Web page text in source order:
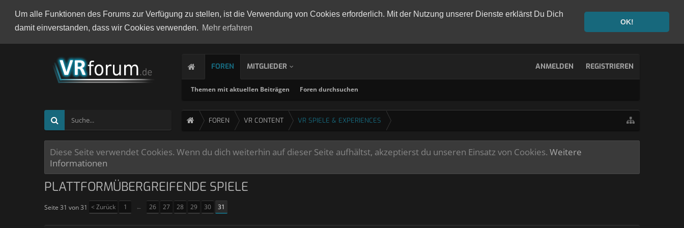
Um alle Funktionen des Forums zur Verfügung zu stellen, ist die Verwendung von Cookies erforderlich. Mit der Nutzung unserer Dienste erklärst Du Dich
damit einverstanden, dass wir Cookies verwenden. Mehr erfahren
OK!
FOREN
Themen mit aktuellen Beiträgen Foren durchsuchen
MITGLIEDER ANMELDEN REGISTRIEREN
FOREN VR CONTENT VR SPIELE & EXPERIENCES
Diese Seite verwendet Cookies. Wenn du dich weiterhin auf dieser Seite aufhältst, akzeptierst du unseren Einsatz von Cookies. Weitere
Informationen
PLATTFORMÜBERGREIFENDE SPIELE
Seite 31 von 31 < Zurück 1 ← 26 27 28 29 30 31